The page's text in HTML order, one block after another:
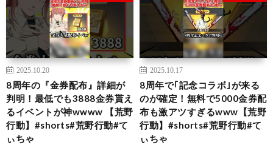
2025.10.20
8周年の『金券配布』詳細が
判明！最低でも3888金券貰え
るイベントが神wwww 【荒野
行動】#shorts#荒野行動#て
ぃちゃ
2025.10.17
8周年で｢記念コラボ｣が来る
のが確定！無料で5000金券配
布も激アツすぎるwww【荒野
行動】#shorts#荒野行動#て
ぃちゃ